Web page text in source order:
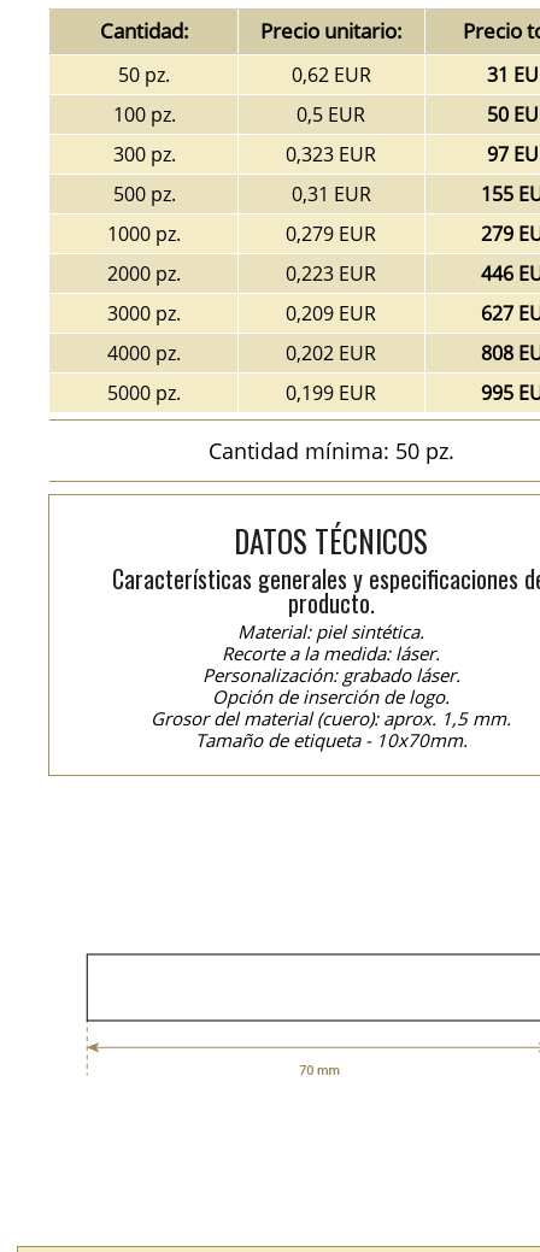
Cantidad: Precio unitario: Precio
50 pz. 0,62 EUR
31
100 pz.
0,5 EUR
50
300 pz.
0,323 EUR
97
500 pz.
0,31 EUR
155
1000 pz.
0,279 EUR
279
2000 pz.
0,223 EUR
446
3000 pz.
0,209 EUR
627
4000 pz.
0,202 EUR
808
5000 pz.
0,199 EUR 995
Cantidad mínima: 50 pz.
DATOS TÉCNICOS
Características generales y especificaciones
producto.
Material: piel sintética.
Recorte a la medida: láser.
Personalización: grabado láser.
Opción de inserción de logo.
Grosor del material (cuero): aprox. 1,5 mm.
Tamaño de etiqueta - 10x70mm.